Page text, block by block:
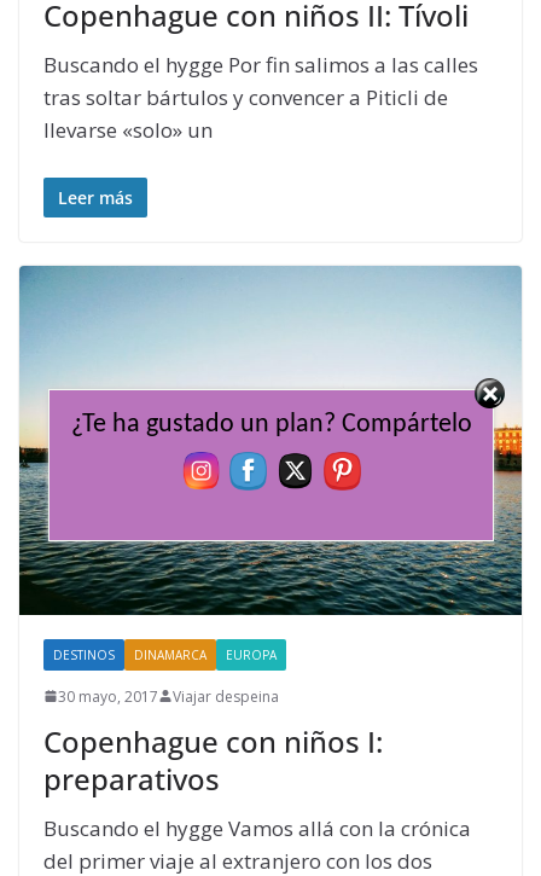
Copenhague con niños II: Tívoli
Buscando el hygge Por fin salimos a las calles
tras soltar bártulos y convencer a Piticli de
llevarse «solo» un
Leer más
DESTINOS DINAMARCA EUROPA
30 mayo, 2017 Viajar despeina
Copenhague con niños I:
preparativos
Buscando el hygge Vamos allá con la crónica
del primer viaje al extranjero con los dos
¿Te ha gustado un plan? Compártelo